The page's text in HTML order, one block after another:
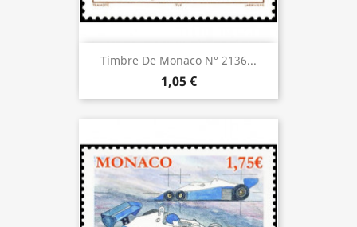
Timbre De Monaco N° 2136...
1,05 €